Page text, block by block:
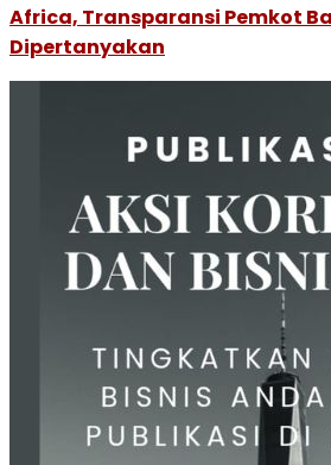
Africa, Transparansi Pemkot
Dipertanyakan